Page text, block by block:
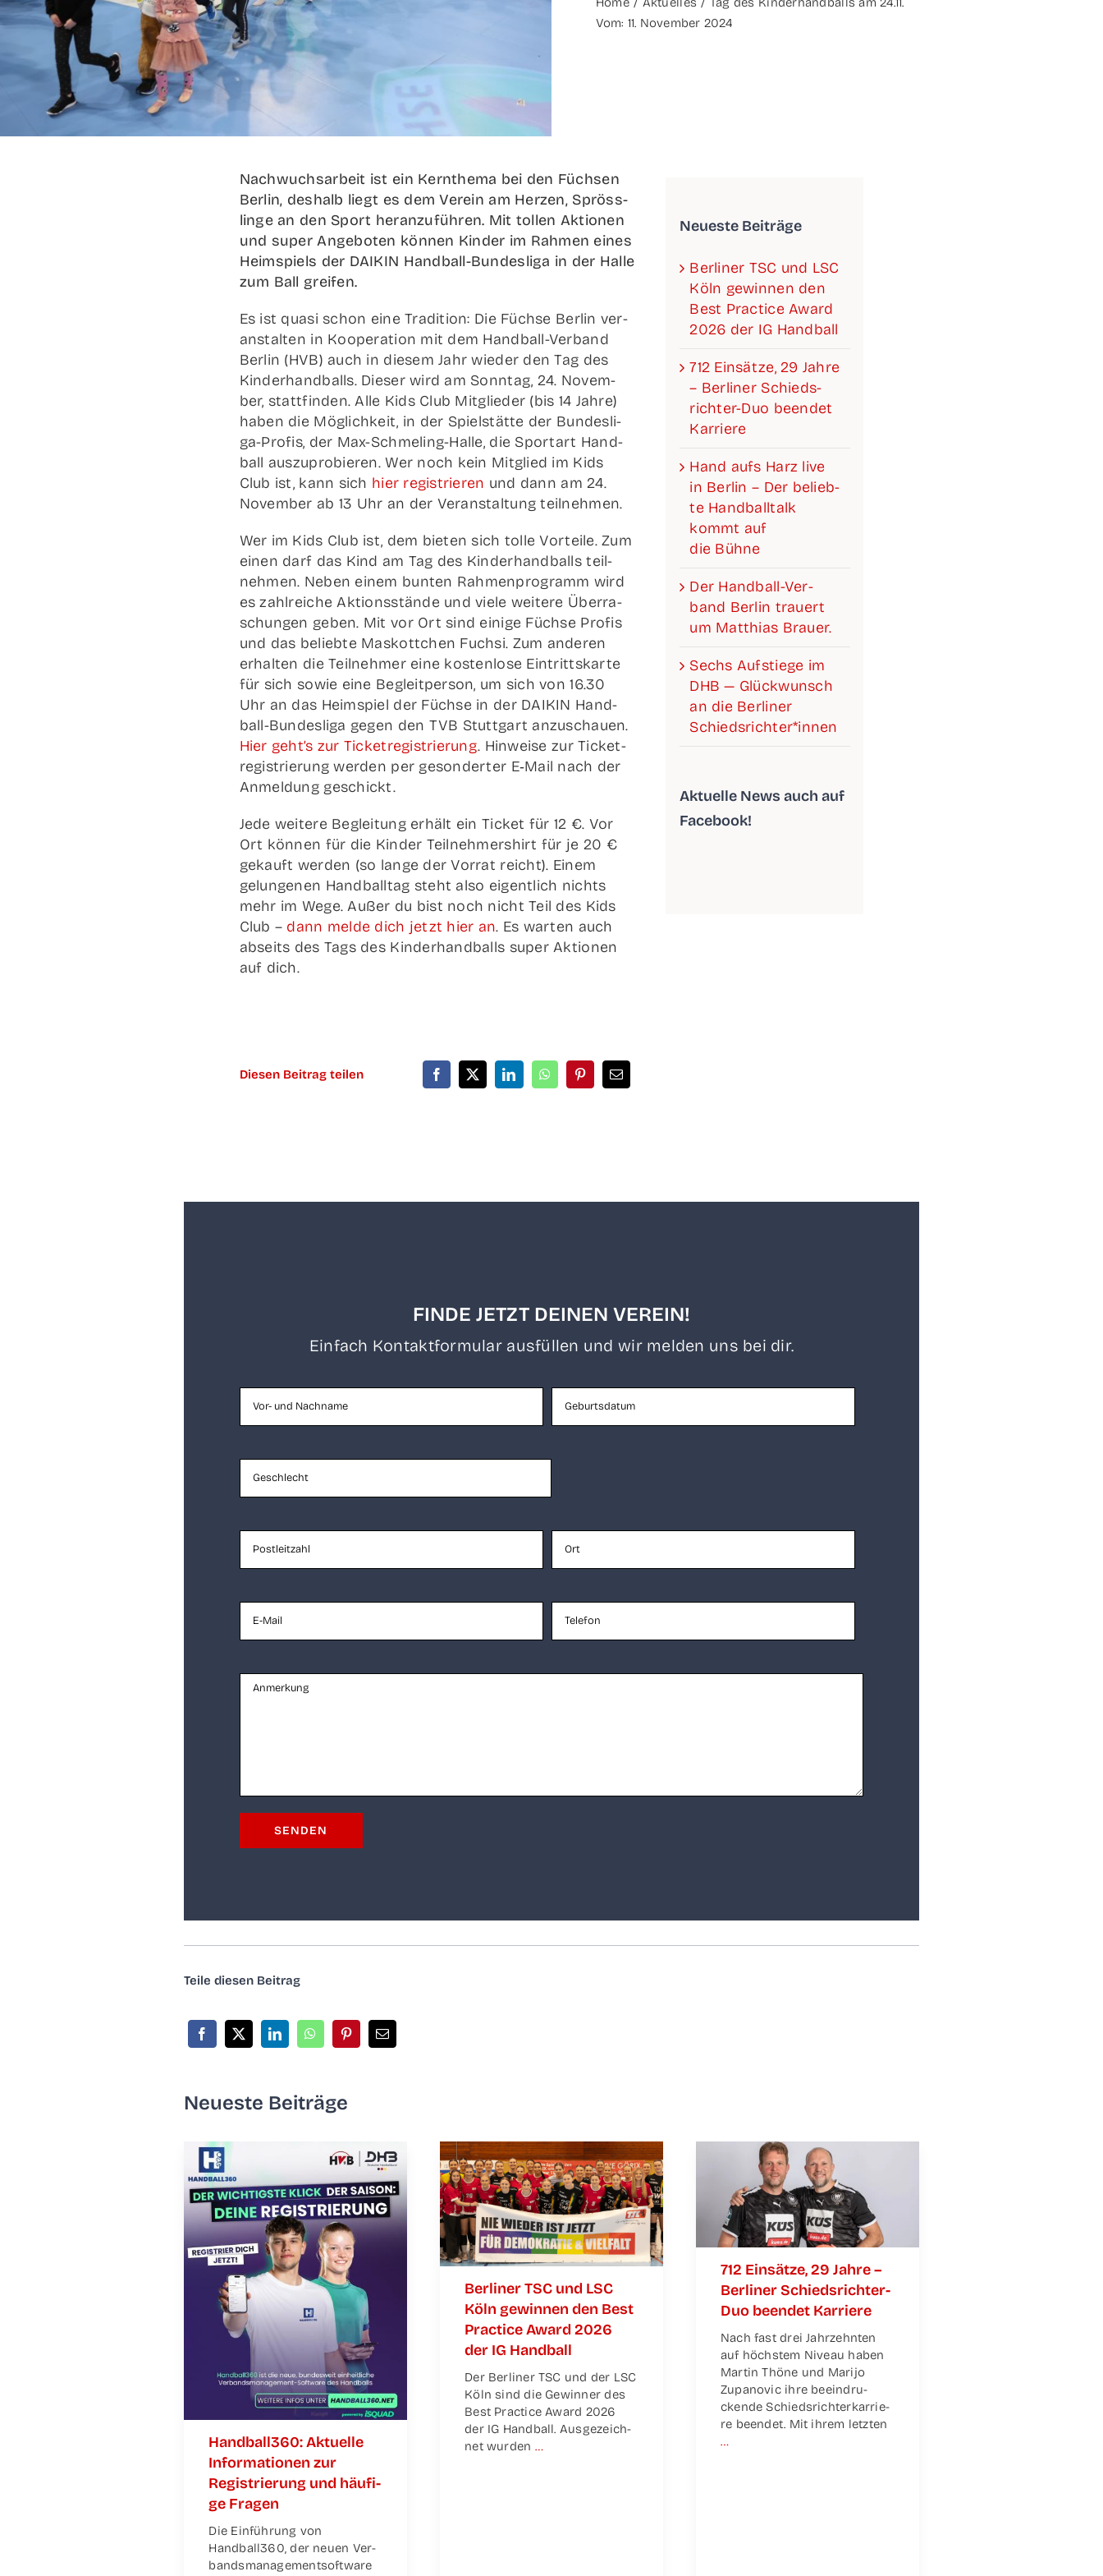
Vom: 11. Novem­ber 2024
Nach­wuchs­ar­beit ist ein Kern­the­ma bei den Füch­sen
Ber­lin, des­halb liegt es dem Ver­ein am Her­zen, Spröss­
lin­ge an den Sport her­an­zu­füh­ren. Mit tol­len Aktio­nen
und super Ange­bo­ten kön­nen Kin­der im Rah­men eines
Heim­spiels der DAIKIN Han­d­­ball-Bun­­des­­li­­ga in der Hal­le
zum Ball greifen.
Es ist qua­si schon eine Tra­di­ti­on: Die Füch­se Ber­lin ver­
an­stal­ten in Koope­ra­ti­on mit dem Han­d­­ball-Ver­­­band
Ber­lin (HVB) auch in die­sem Jahr wie­der den Tag des
Kin­der­hand­balls. Die­ser wird am Sonn­tag, 24. Novem­
ber, statt­fin­den. Alle Kids Club Mit­glie­der (bis 14 Jah­re)
haben die Mög­lich­keit, in der Spiel­stät­te der Bun­­des­­li­­
ga-Pro­­fis, der Max-Schme­­ling-Hal­­le, die Sport­art Hand­
ball aus­zu­pro­bie­ren. Wer noch kein Mit­glied im Kids
Club ist, kann sich hier regis­trie­ren und dann am 24.
Novem­ber ab 13 Uhr an der Ver­an­stal­tung teilnehmen.
Wer im Kids Club ist, dem bie­ten sich tol­le Vor­tei­le. Zum
einen darf das Kind am Tag des Kin­der­hand­balls teil­
neh­men. Neben einem bun­ten Rah­men­pro­gramm wird
es zahl­rei­che Akti­ons­stän­de und vie­le wei­te­re Über­ra­
schun­gen geben. Mit vor Ort sind eini­ge Füch­se Pro­fis
und das belieb­te Mas­kott­chen Fuch­si. Zum ande­ren
erhal­ten die Teil­neh­mer eine kos­ten­lo­se Ein­tritts­kar­te
für sich sowie eine Begleit­per­son, um sich von 16.30
Uhr an das Heim­spiel der Füch­se in der DAIKIN Han­d­­
ball-Bun­­des­­li­­ga gegen den TVB Stutt­gart anzu­schau­en.
Hier geht’s zur Ticket­re­gis­trie­rung. Hin­wei­se zur Ticket­
re­gis­trie­rung wer­den per geson­der­ter E‑Mail nach der
Anmel­dung geschickt.
Jede wei­te­re Beglei­tung erhält ein Ticket für 12 €. Vor
Ort kön­nen für die Kin­der Teil­neh­mer­shirt für je 20 €
gekauft wer­den (so lan­ge der Vor­rat reicht). Einem
gelun­ge­nen Hand­ball­tag steht also eigent­lich nichts
mehr im Wege. Außer du bist noch nicht Teil des Kids
Club – dann mel­de dich jetzt hier an. Es war­ten auch
abseits des Tags des Kin­der­hand­balls super Aktio­nen
auf dich.
Die­sen Bei­trag teilen
Neu­es­te Beiträge
Ber­li­ner TSC und LSC
Köln gewin­nen den
Best Prac­ti­ce Award
2026 der IG Handball
712 Ein­sät­ze, 29 Jah­re
– Ber­li­ner Schieds­­­
rich­­­ter-Duo been­det
Karriere
Hand aufs Harz live
in Ber­lin – Der belieb­
te Hand­ball­talk
kommt auf
die Bühne
Der Han­­d­­­ball-Ver­­­­­
band Ber­lin trau­ert
um Mat­thi­as Brauer.
Sechs Auf­stie­ge im
DHB — Glück­wunsch
an die Ber­li­ner
Schiedsrichter*innen
Aktu­el­le News auch auf
Facebook!
FINDE JETZT DEINEN VEREIN!
Ein­fach Kon­takt­for­mu­lar aus­fül­len und wir mel­den uns bei dir.
Tei­le die­sen Beitrag
Neu­es­te Beiträge
Handball360: Aktu­el­le
Infor­ma­tio­nen zur
Regis­trie­rung und häu­fi­
ge Fragen
Die Ein­füh­rung von
Handball360, der neu­en Ver­
bands­ma­nage­m­ent­soft­ware
Ber­li­ner TSC und LSC
Köln gewin­nen den Best
Prac­ti­ce Award 2026
der IG Handball
Der Ber­li­ner TSC und der LSC
Köln sind die Gewin­ner des
Best Prac­ti­ce Award 2026
der IG Hand­ball. Aus­ge­zeich­
net wur­den …
712 Ein­sät­ze, 29 Jah­re –
Ber­li­ner Schieds­­­rich­­­ter-
Duo been­det Karriere
Nach fast drei Jahr­zehn­ten
auf höchs­tem Niveau haben
Mar­tin Thö­ne und Mari­jo
Zupa­no­vic ihre beein­dru­
cken­de Schieds­rich­ter­kar­rie­
re been­det. Mit ihrem letz­ten
…